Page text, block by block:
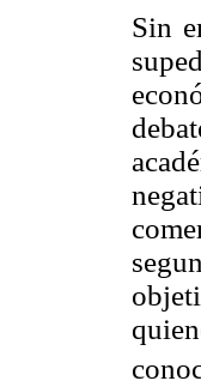
Sin